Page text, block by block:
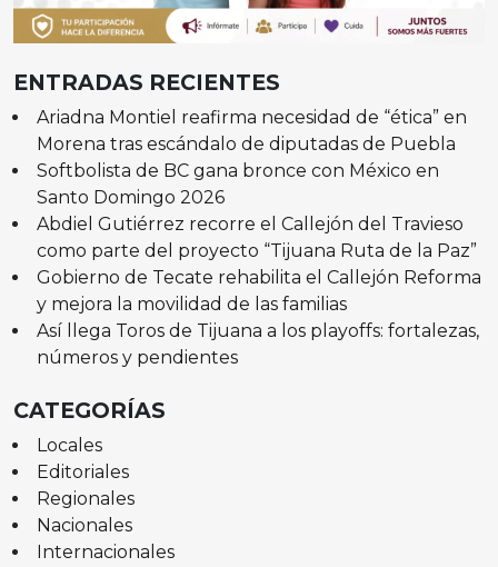
ENTRADAS RECIENTES
Ariadna Montiel reafirma necesidad de “ética” en
Morena tras escándalo de diputadas de Puebla
Softbolista de BC gana bronce con México en
Santo Domingo 2026
Abdiel Gutiérrez recorre el Callejón del Travieso
como parte del proyecto “Tijuana Ruta de la Paz”
Gobierno de Tecate rehabilita el Callejón Reforma
y mejora la movilidad de las familias
Así llega Toros de Tijuana a los playoffs: fortalezas,
números y pendientes
CATEGORÍAS
Locales
Editoriales
Regionales
Nacionales
Internacionales